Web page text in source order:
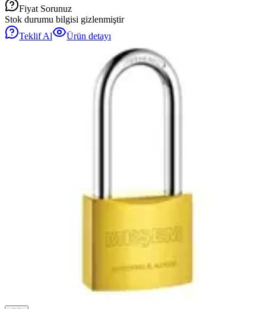
Fiyat Sorunuz
Stok durumu bilgisi gizlenmiştir
Teklif Al
Ürün detayı